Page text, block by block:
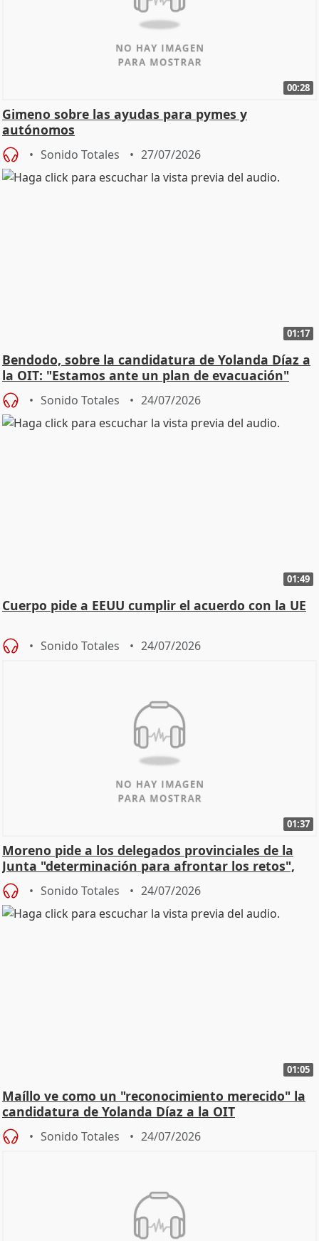
00:28
Gimeno sobre las ayudas para pymes y
autónomos
Sonido Totales 27/07/2026
01:17
Bendodo, sobre la candidatura de Yolanda Díaz a
la OIT: "Estamos ante un plan de evacuación"
Sonido Totales 24/07/2026
01:49
Cuerpo pide a EEUU cumplir el acuerdo con la UE
Sonido Totales 24/07/2026
01:37
Moreno pide a los delegados provinciales de la
Junta "determinación para afrontar los retos",
diálog
Sonido Totales 24/07/2026
01:05
Maíllo ve como un "reconocimiento merecido" la
candidatura de Yolanda Díaz a la OIT
Sonido Totales 24/07/2026